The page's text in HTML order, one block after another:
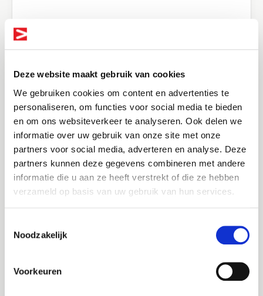
Deze website maakt gebruik van cookies
We gebruiken cookies om content en advertenties te
personaliseren, om functies voor social media te bieden
en om ons websiteverkeer te analyseren. Ook delen we
informatie over uw gebruik van onze site met onze
partners voor social media, adverteren en analyse. Deze
partners kunnen deze gegevens combineren met andere
informatie die u aan ze heeft verstrekt of die ze hebben
verzameld op basis van uw gebruik van hun services.
Noodzakelijk
Voorkeuren
Bij voorkeur woon je in (de buurt van) Utrecht.
Je komt terecht binnen de afdeling Dagelijks
Onderhoud, bestaande uit zo’n 300 betrokken
collega’s. Je werkt samen met andere opzichters,
planners, EPA-adviseurs, magazijnmeesters,
secretaresses en natuurlijk vaklieden zoals
timmermannen, loodgieters, tegelzetters en
elektriciens. Binnen het team heerst een open,
collegiale sfeer waarin iedereen zijn kwaliteiten kan
inzetten.
Een jaarcontract (36 uur per week) met uitzicht
Een marktconform salaris volgens de CAO
Altijd als 1e op de hoogte van de
nieuwste vacatures als je een job
alert aanmaakt!
Postcode
Bel me terug